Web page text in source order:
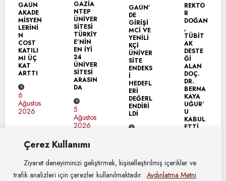
Çerez Kullanımı
Ziyaret deneyiminizi geliştirmek, kişiselleştirilmiş içerikler ve
trafik analizleri için çerezler kullanılmaktadır. Aydınlatma Metni
GAZİA
NTEP
ÜNİVER
SİTESİ
E’NİN
EN İYİ
24
ÜNİVER
SİTESİ
DA
5
GAÜN’
DE
GİRİŞİ
MCİ VE
YENİLİ
KÇİ
ÜNİVER
SİTE
ENDEKS
İ
HEDEFL
ERİ
DEĞERL
ENDİRİ
LDİ
Ağustos
REKTÖ
R
DOĞAN
,
TÜBİT
AK
DESTE
Ğİ
ALAN
DOÇ.
DR.
BERNA
KAYA
UĞUR’
U
ETTİ
Ağustos
2026
TÜSEB
Ğİ
PROF.
DR.
KARAG
ÖZ’DEN
REKTÖ
R
DOĞAN
’A
ZİYARE
T
3